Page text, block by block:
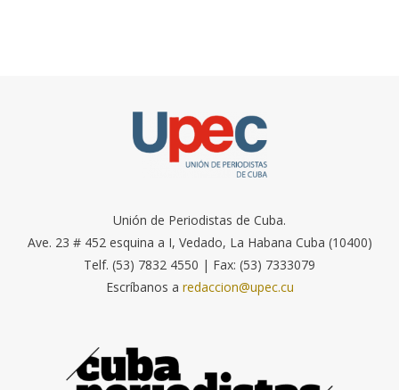
Unión de Periodistas de Cuba.
Ave. 23 # 452 esquina a I, Vedado, La Habana Cuba (10400)
Telf. (53) 7832 4550 | Fax: (53) 7333079
Escríbanos a redaccion@upec.cu